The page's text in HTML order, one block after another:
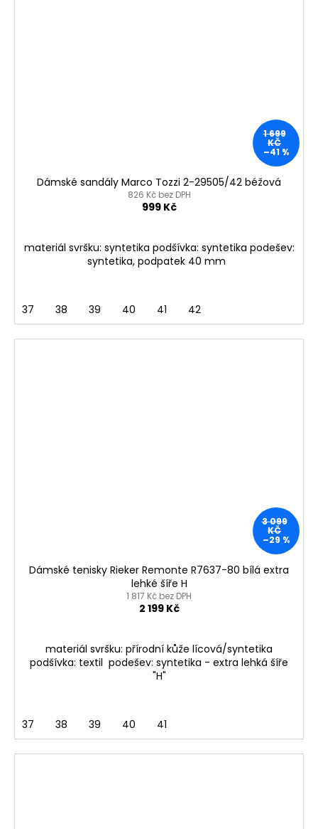
1 699
KČ
–41 %
Dámské sandály Marco Tozzi 2-29505/42 béžová
826 Kč bez DPH
999 Kč
materiál svršku: syntetika podšívka: syntetika podešev:
syntetika, podpatek 40 mm
37 38 39 40 41 42
3 099
KČ
–29 %
Dámské tenisky Rieker Remonte R7637-80 bílá extra
lehké šíře H
1 817 Kč bez DPH
2 199 Kč
materiál svršku: přírodní kůže lícová/syntetika
podšívka: textil podešev: syntetika - extra lehká šíře
"H"
37 38 39 40 41